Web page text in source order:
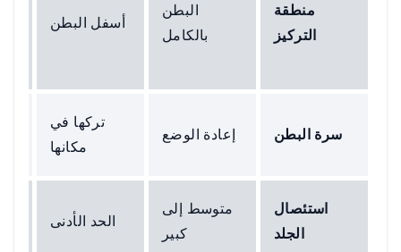
منطقة
التركيز
البطن
بالكامل
أسفل البطن
سرة البطن إعادة الوضع
تركها في
مكانها
استئصال
الجلد
متوسط إلى
كبير
الحد الأدنى